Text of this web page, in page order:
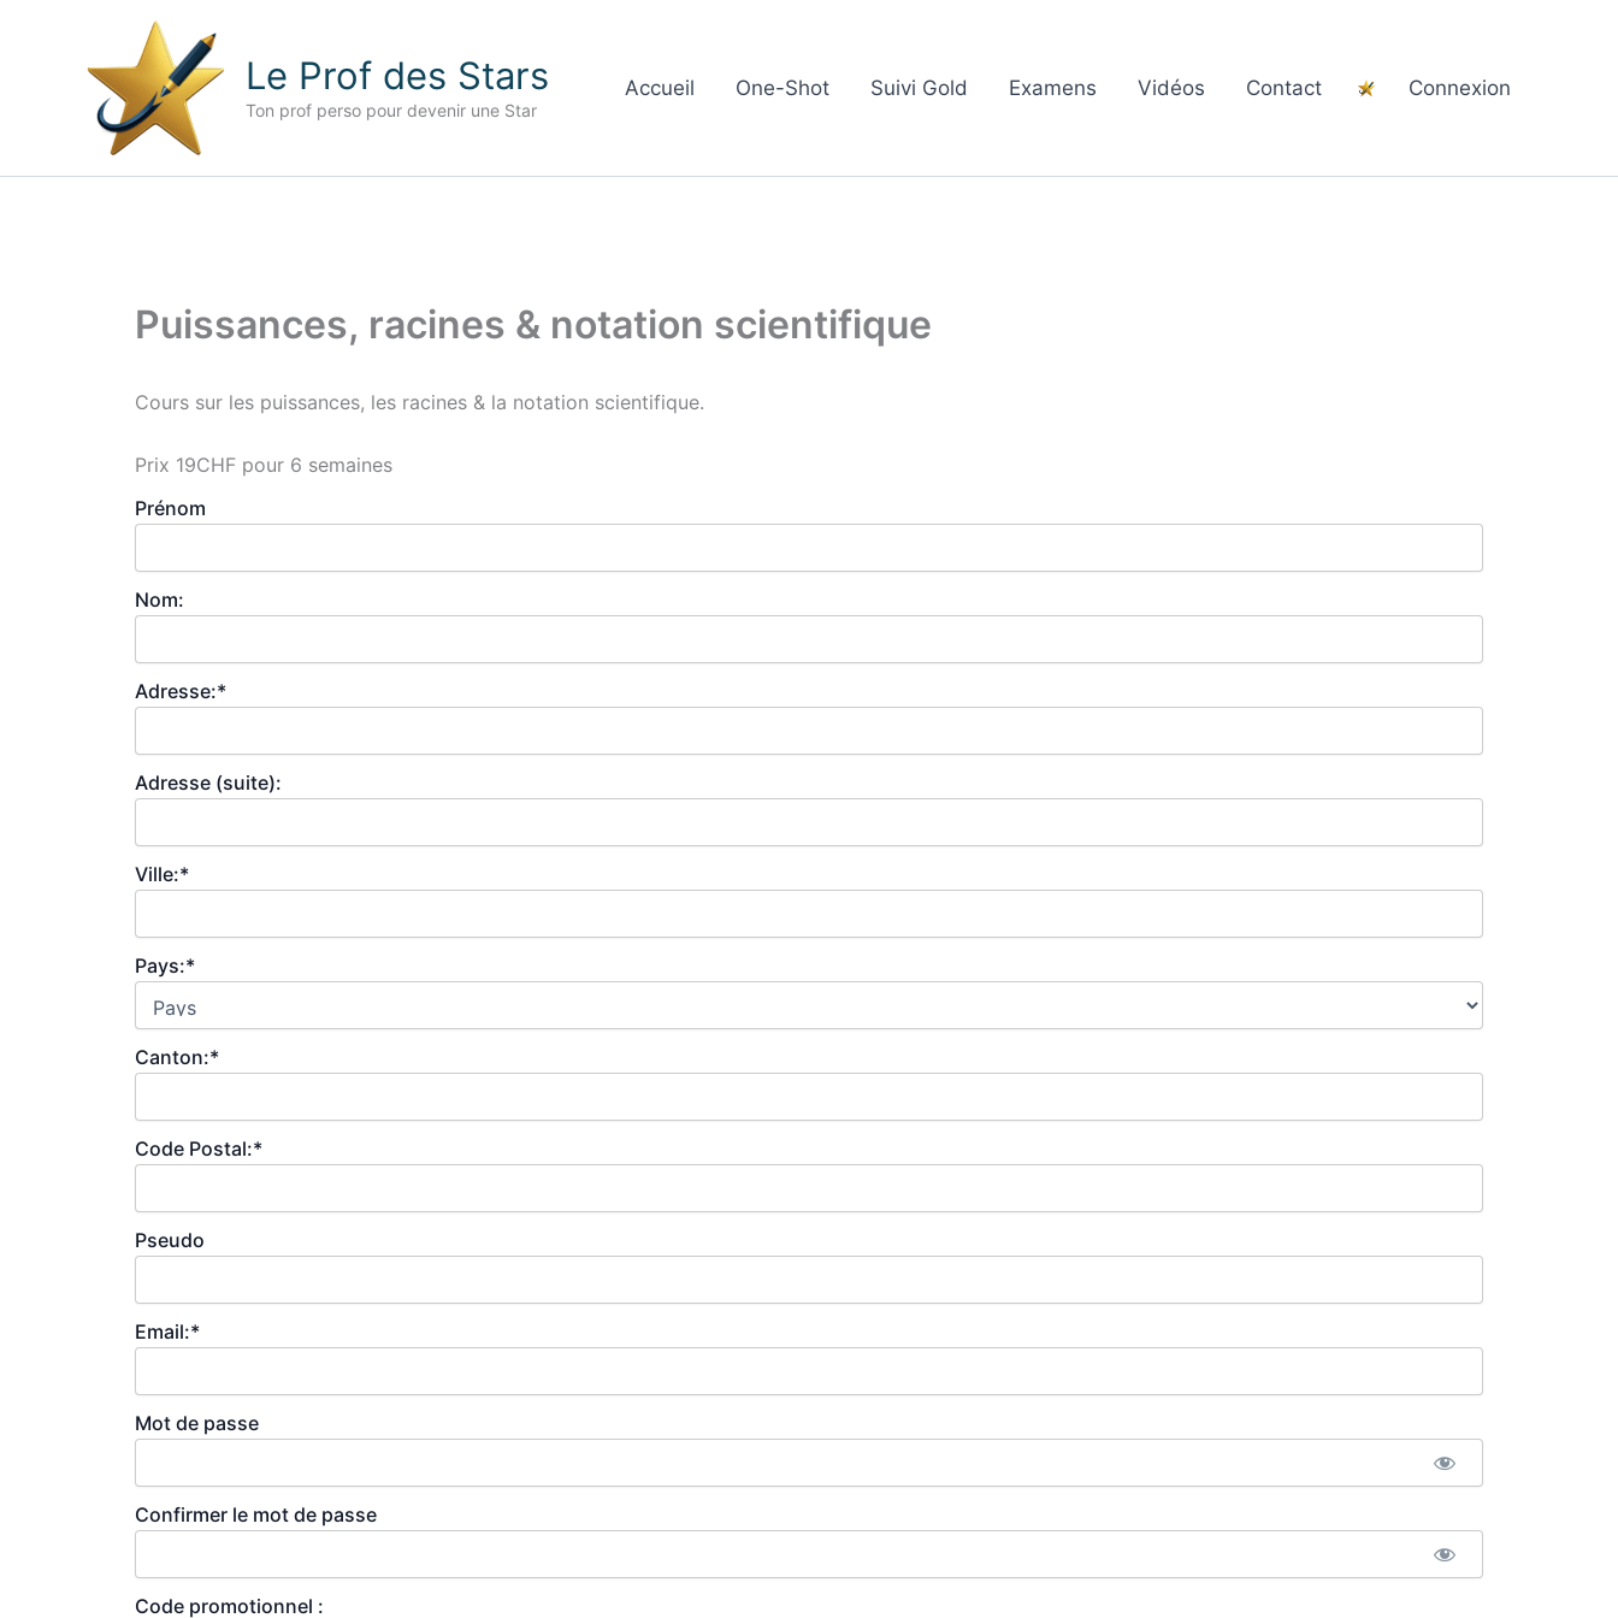
Le Prof des Stars
Ton prof perso pour devenir une Star
Accueil One-Shot Suivi Gold Examens Vidéos Contact Connexion
Puissances, racines & notation scientifique
Cours sur les puissances, les racines & la notation scientifique.
Prix 19CHF pour 6 semaines
Prénom
Nom:
Adresse:*
Adresse (suite):
Ville:*
Pays:*
Canton:*
Code Postal:*
Pseudo
Email:*
Mot de passe
Confirmer le mot de passe
Code promotionnel :